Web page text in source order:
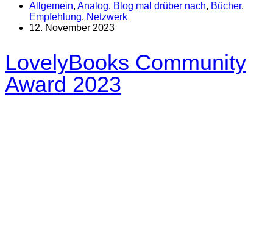
Allgemein, Analog, Blog mal drüber nach, Bücher,
Empfehlung, Netzwerk
12. November 2023
LovelyBooks Community
Award 2023